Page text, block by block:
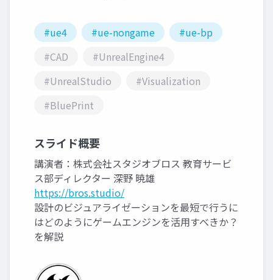
#ue4 #ue-nongame
#ue-bp
#CAD
#UnrealEngine4
#UnrealStudio
#Visualization
#BluePrint
スライド概要
講演者：株式会社スタジオブロス 教育サービ
ス部ディレクター 深野 暁雄
https://bros.studio/
設計のビジュアライゼーションを最短で行うに
はどのようにゲームエンジンを活用すべきか？
を解説